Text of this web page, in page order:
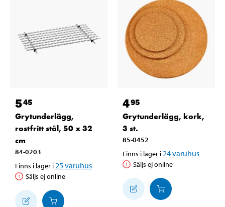
545
Grytunderlägg,
rostfritt stål, 50 x 32
cm
84-0203
Finns i lager i 25varuhus
Säljs ej online
495
Grytunderlägg, kork,
3 st.
85-0452
Finns i lager i 24varuhus
Säljs ej online